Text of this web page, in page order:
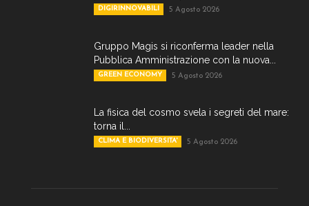
DIGIRINNOVABILI 5 Agosto 2026
Gruppo Magis si riconferma leader nella
Pubblica Amministrazione con la nuova...
GREEN ECONOMY 5 Agosto 2026
La fisica del cosmo svela i segreti del mare:
torna il...
CLIMA E BIODIVERSITA' 5 Agosto 2026